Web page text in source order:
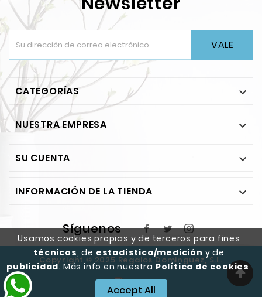
Usamos cookies propias y de terceros para fines
técnicos, de estadística/medición y de
publicidad. Más info en nuestra Política de cookies.
Accept All
VALE
CATEGORÍAS 
NUESTRA EMPRESA 
SU CUENTA 
INFORMACIÓN DE LA TIENDA 
Síguenos
Copyright © 2025 Regalos Dominguez, S.L.